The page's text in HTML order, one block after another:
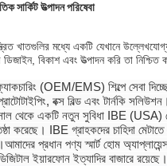
উত্পাদন পরিষেবা
খাতগুলির মধ্যে একটি যেখানে
ডিজাইন, বিকাশ এবং উত্পাদন করি তা
(OEM/EMS) শিল্পে সেবা
বক্স বিল্ড এবং টার্নকি
থেকে একটি নতুন সুবিধা IBE (USA)
করেছে। IBE গ্রাহকদের চাহিদা
প্রধান পণ্য স্মার্ট হোম
ইয়ারফোন ইত্যাদির বাজারে রয়েছে।